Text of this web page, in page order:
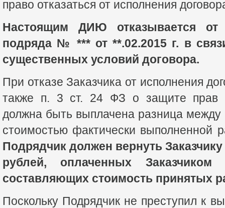
право отказаться от исполнения
Настоящим ДИЮ отказывается от
подряда № *** от **.02.2015 г. в
существенных условий договора.
При отказе Заказчика от исполнения
также п. 3 ст. 24 ФЗ о защите прав
должна быть выплачена разница
стоимостью фактически выполненной
Подрядчик должен вернуть
рублей, оплаченных
составляющих стоимость принятых
Поскольку Подрядчик не преступил к